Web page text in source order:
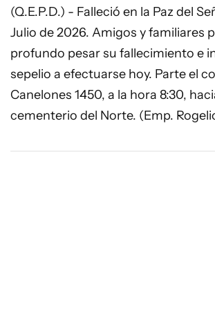
(Q.E.P.D.) - Falleció en la Paz del
Julio de 2026. Amigos y familiares
profundo pesar su fallecimiento e
sepelio a efectuarse hoy. Parte el
Canelones 1450, a la hora 8:30,
cementerio del Norte. (Emp.